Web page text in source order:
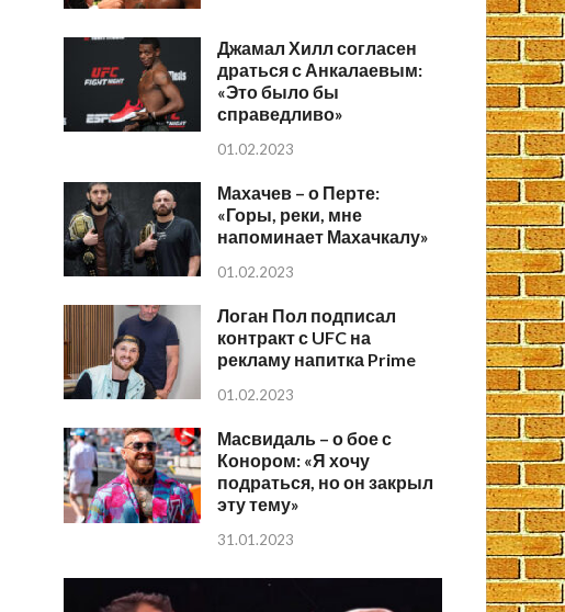
Джамал Хилл согласен
драться с Анкалаевым:
«Это было бы
справедливо»
01.02.2023
Махачев – о Перте:
«Горы, реки, мне
напоминает Махачкалу»
01.02.2023
Логан Пол подписал
контракт с UFC на
рекламу напитка Prime
01.02.2023
Масвидаль – о бое с
Конором: «Я хочу
подраться, но он закрыл
эту тему»
31.01.2023